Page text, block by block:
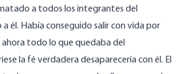
a todos los integrantes del
él. Había conseguido salir con vida por
ahora todo lo que quedaba del
la fé verdadera desaparecería con él. El